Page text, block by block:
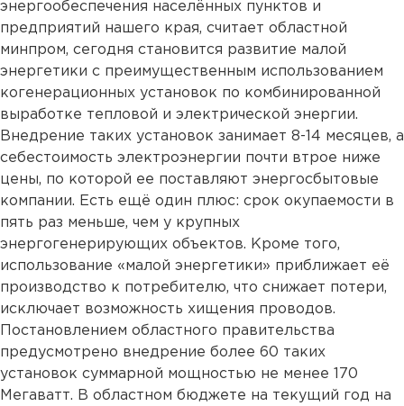
энергообеспечения населённых пунктов и
предприятий нашего края, считает областной
минпром, сегодня становится развитие малой
энергетики с преимущественным использованием
когенерационных установок по комбинированной
выработке тепловой и электрической энергии.
Внедрение таких установок занимает 8-14 месяцев, а
себестоимость электроэнергии почти втрое ниже
цены, по которой ее поставляют энергосбытовые
компании. Есть ещё один плюс: срок окупаемости в
пять раз меньше, чем у крупных
энергогенерирующих объектов. Кроме того,
использование «малой энергетики» приближает её
производство к потребителю, что снижает потери,
исключает возможность хищения проводов.
Постановлением областного правительства
предусмотрено внедрение более 60 таких
установок суммарной мощностью не менее 170
Мегаватт. В областном бюджете на текущий год на